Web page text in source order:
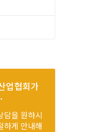
업협회가
담을 원하시
하게 안내해